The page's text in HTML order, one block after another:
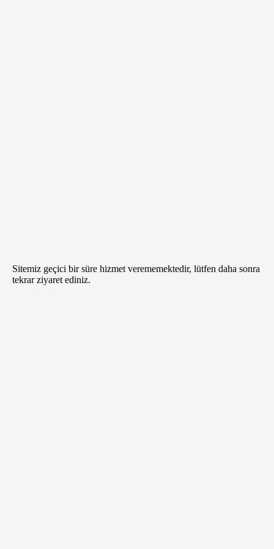
Sitemiz geçici bir süre hizmet verememektedir, lütfen daha sonra
tekrar ziyaret ediniz.